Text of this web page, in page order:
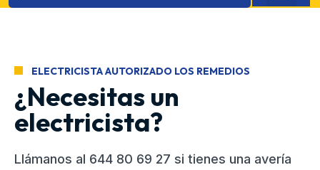
ELECTRICISTA AUTORIZADO LOS REMEDIOS
¿Necesitas un
electricista?
Llámanos al 644 80 69 27 si tienes una avería